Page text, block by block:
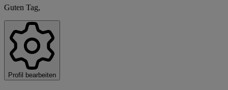
Guten Tag,
Profil bearbeiten